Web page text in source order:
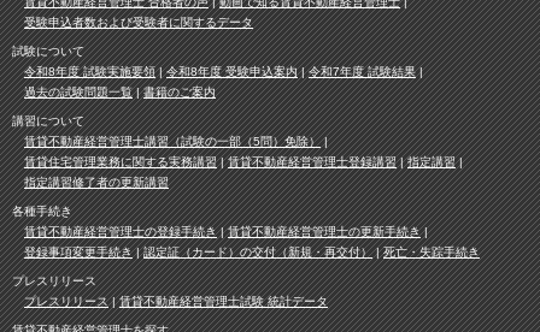
受験申込者数および受験者に関するデータ
試験について
令和8年度 試験実施要領
令和8年度 受験申込案内
令和7年度 試験結果
過去の試験問題一覧
書籍のご案内
講習について
賃貸不動産経営管理士講習（試験の一部（5問）免除）
賃貸住宅管理業務に関する実務講習
賃貸不動産経営管理士登録講習
指定講習
指定講習修了者の更新講習
各種手続き
賃貸不動産経営管理士の登録手続き
賃貸不動産経営管理士の更新手続き
登録事項変更手続き
認定証（カード）の交付（新規・再交付） 死亡・失踪手続き
プレスリリース
プレスリリース
賃貸不動産経営管理士試験 統計データ